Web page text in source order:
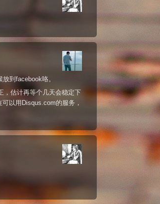
到facebook咯。
，估计再等个几天会稳定下
以用Disqus.com的服务，